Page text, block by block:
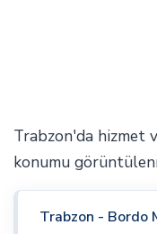
Trabzon'da hizmet
konumu
Trabzon - Bordo